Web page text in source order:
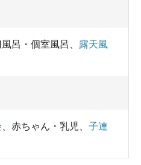
呂・個室風呂
露天風
赤ちゃん・乳児
子連